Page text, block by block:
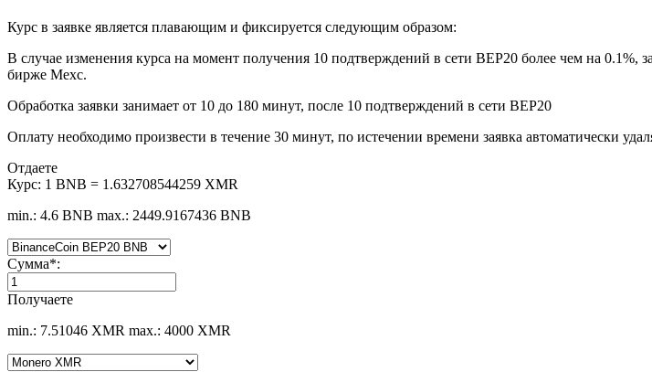
Курс в заявке является плавающим и фиксируется следующим образом:
В случае изменения курса на момент получения 10 подтверждений в сети BEP20 более чем на 0.1%,
бирже Mexc.
Обработка заявки занимает от 10 до 180 минут, после 10 подтверждений в сети BEP20
Оплату необходимо произвести в течение 30 минут, по истечении времени заявка автоматически
Отдаете
Курс: 1 BNB = 1.632708544259 XMR
min.: 4.6 BNB max.: 2449.9167436 BNB
Сумма*:
Получаете
min.: 7.51046 XMR max.: 4000 XMR